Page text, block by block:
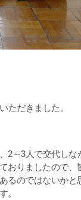
ただきました。
2～3人で交代し
おりましたので、
るのではないかと
。